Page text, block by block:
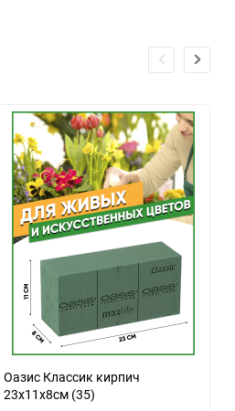
Оазис Классик кирпич
23х11х8см (35)